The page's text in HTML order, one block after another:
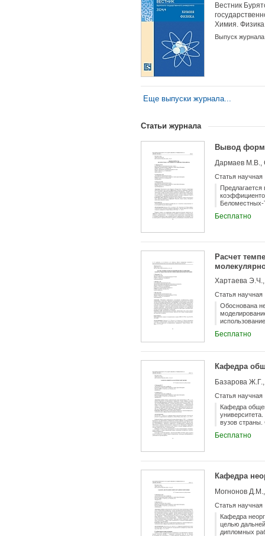
Вестник
Химия. Физика
Выпуск журнала
Еще выпуски журнала...
Статьи журнала
Вывод
Дармаев М.В.,
Статья научная
Беломестных-
Бесплатно
Расчет
Хартаева
Статья научная
Обоснована
температуры
особенности
Бесплатно
Кафедра
Базарова
Статья научная
Кафедра
вузов страны.
среды,
Бесплатно
Кафедра
Могнонов
Статья научная
Кафедра
целью
дипломных